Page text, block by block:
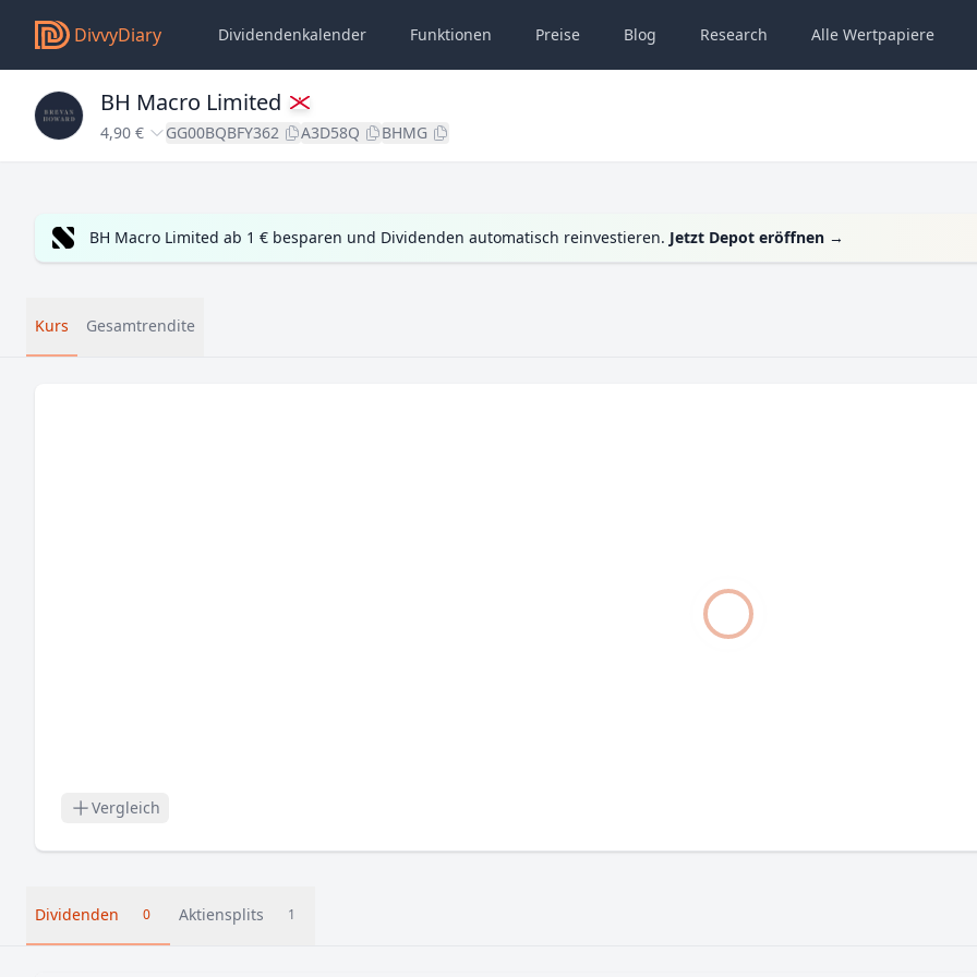
DivvyDiary Dividendenkalender Funktionen Preise Blog Research Alle Wertpapiere
BH Macro Limited
4,90 € GG00BQBFY362 A3D58Q BHMG
BH Macro Limited ab 1 € besparen und Dividenden automatisch reinvestieren. Jetzt Depot eröffnen →
Kurs Gesamtrendite
Vergleich
Dividenden 0 Aktiensplits 1